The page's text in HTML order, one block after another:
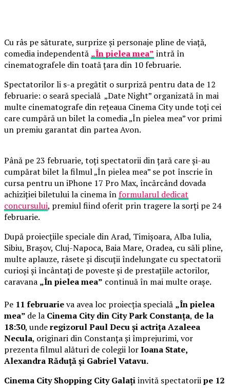
Cu râs pe săturate, surprize și personaje pline de viață,
comedia independentă „În pielea mea” intră în
cinematografele din toată țara din 10 februarie.
Spectatorilor li s-a pregătit o surpriză pentru data de 12
februarie: o seară specială „Date Night” organizată în mai
multe cinematografe din rețeaua Cinema City unde toți cei
care cumpără un bilet la comedia „În pielea mea” vor primi
un premiu garantat din partea Avon.
Până pe 23 februarie, toți spectatorii din țară care și-au
cumpărat bilet la filmul „În pielea mea” se pot înscrie în
cursa pentru un iPhone 17 Pro Max, încărcând dovada
achiziției biletului la cinema înformularul dedicat
concursului, premiul fiind oferit prin tragere la sorți pe 24
februarie.
După proiecțiile speciale din Arad, Timișoara, Alba Iulia,
Sibiu, Brașov, Cluj-Napoca, Baia Mare, Oradea, cu săli pline,
multe aplauze, râsete și discuții îndelungate cu spectatorii
curioși și încântați de poveste și de prestațiile actorilor,
caravana „În pielea mea” continuă în mai multe orașe.
Pe 11 februarieva avea loc proiecția specială „În pielea
mea” de la Cinema City din City Park Constanța, de la
18:30, underegizorul Paul Decu și actrița Azaleea
Necula, originari din Constanța și împrejurimi, vor
prezenta filmul alături de colegii lorIoana State,
Alexandra Răduță și Gabriel Vatavu.
Cinema City Shopping City Galațiinvită spectatoriipe 12